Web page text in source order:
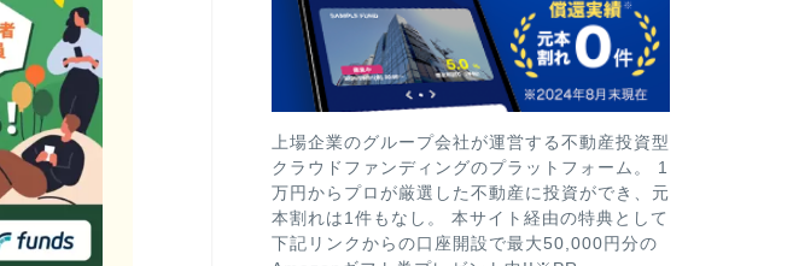
上場企業のグループ会社が運営する不動産投資型
クラウドファンディングのプラットフォーム。 1
万円からプロが厳選した不動産に投資ができ、元
本割れは1件もなし。 本サイト経由の特典として
下記リンクからの口座開設で最大50,000円分の